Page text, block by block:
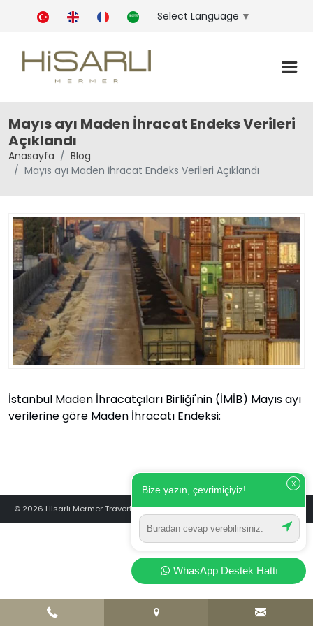
Select Language ▼
Mayıs ayı Maden İhracat Endeks Verileri
Açıklandı
Anasayfa
Blog
Mayıs ayı Maden İhracat Endeks Verileri Açıklandı
İstanbul Maden İhracatçıları Birliği'nin (İMİB) Mayıs ayı
verilerine göre Maden İhracatı Endeksi:
© 2026 Hisarlı Mermer Traverten - Türkiye’nin Traverten Markası
X
Bize yazın, çevrimiçiyiz!
WhasApp Destek Hattı